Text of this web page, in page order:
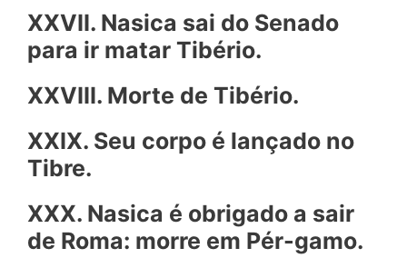
XXVII. Nasica sai do Senado
para ir matar Tibério.
XXVIII. Morte de Tibério.
XXIX. Seu corpo é lançado no
Tibre.
XXX. Nasica é obrigado a sair
de Roma: morre em Pér-gamo.